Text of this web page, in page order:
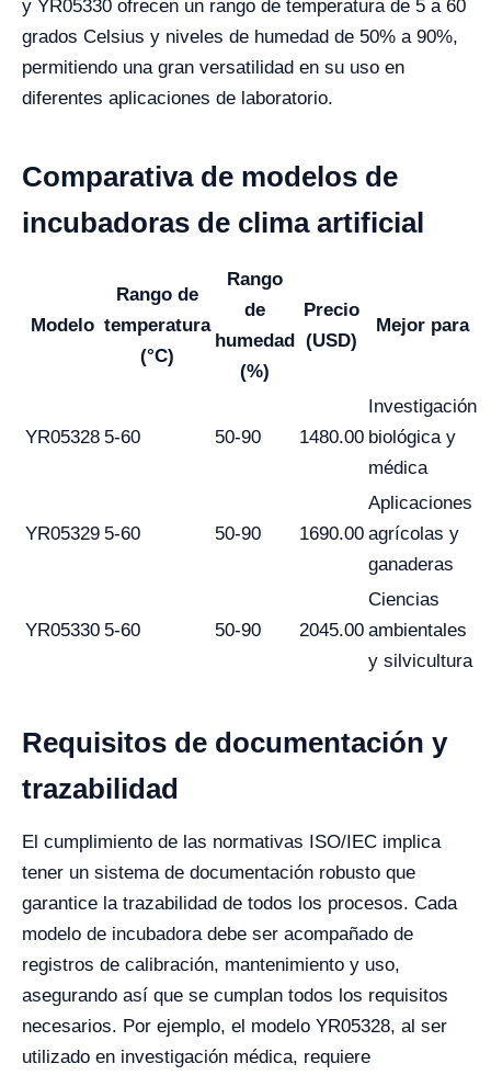
y YR05330 ofrecen un rango de temperatura de 5 a 60
grados Celsius y niveles de humedad de 50% a 90%,
permitiendo una gran versatilidad en su uso en
diferentes aplicaciones de laboratorio.
Comparativa de modelos de
incubadoras de clima artificial
Modelo
Rango de
temperatura
(°C)
Rango
de
humedad
(%)
Precio
(USD)
Mejor para
YR05328 5-60 50-90 1480.00
Investigación
biológica y
médica
YR05329 5-60 50-90 1690.00
Aplicaciones
agrícolas y
ganaderas
YR05330 5-60 50-90 2045.00
Ciencias
ambientales
y silvicultura
Requisitos de documentación y
trazabilidad
El cumplimiento de las normativas ISO/IEC implica
tener un sistema de documentación robusto que
garantice la trazabilidad de todos los procesos. Cada
modelo de incubadora debe ser acompañado de
registros de calibración, mantenimiento y uso,
asegurando así que se cumplan todos los requisitos
necesarios. Por ejemplo, el modelo YR05328, al ser
utilizado en investigación médica, requiere